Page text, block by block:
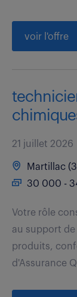
voir l'offre
21 juillet 2026
Martillac
30 000 -
Votre rôle
au support
produits,
d'Assurance